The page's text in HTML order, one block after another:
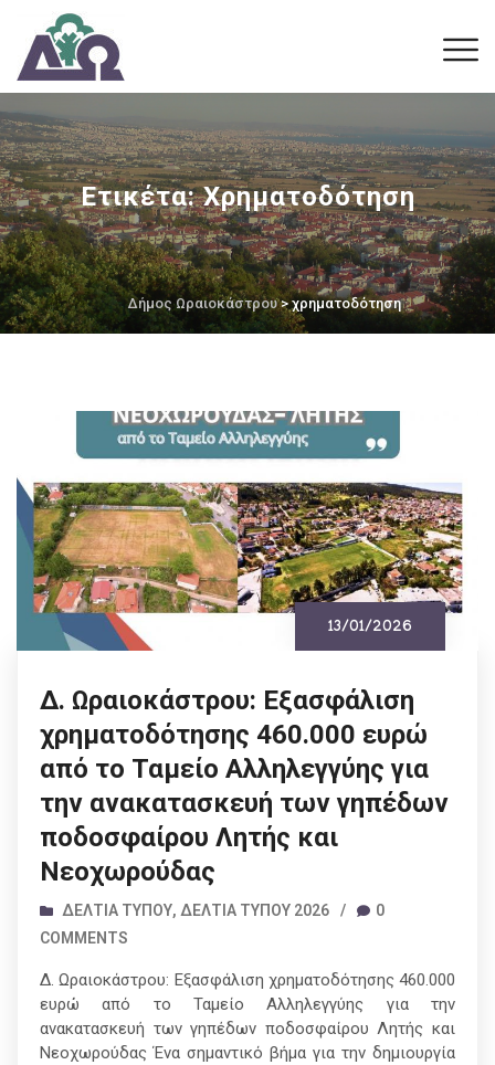
Ετικέτα:Χρηματοδότηση
Δήμος Ωραιοκάστρου> χρηματοδότηση
13/01/2026
Δ. Ωραιοκάστρου: Εξασφάλιση
χρηματοδότησης 460.000 ευρώ
από το Ταμείο Αλληλεγγύης για
την ανακατασκευή των γηπέδων
ποδοσφαίρου Λητής και
Νεοχωρούδας
ΔΕΛΤΊΑ ΤΎΠΟΥ, ΔΕΛΤΊΑ ΤΎΠΟΥ 2026 /
0
COMMENTS
Δ. Ωραιοκάστρου: Εξασφάλιση χρηματοδότησης 460.000
ευρώ από το Ταμείο Αλληλεγγύης για την
ανακατασκευή των γηπέδων ποδοσφαίρου Λητής και
Νεοχωρούδας Ένα σημαντικό βήμα για την δημιουργία